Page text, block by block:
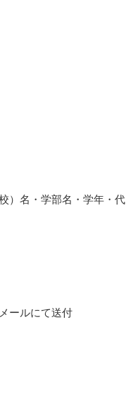
）名・学部名・学年・代
ールにて送付